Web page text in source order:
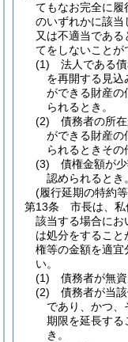
てもなお完全に履
のいずれかに該当
又は不適当であ
てをしないことが
(1)
法人である
を再開する見込
ができる財産の
られるとき。
(2)
債務者の所
ができる財産の
られるときその
(3)
債権金額が
認められるとき。
(履行延期の特約
第13条
市長は、私
該当する場合にお
は処分をすること
権等の金額を適宜
い。
(1)
債務者が無
(2)
債務者が当
であり、かつ
期限を延長する
き。